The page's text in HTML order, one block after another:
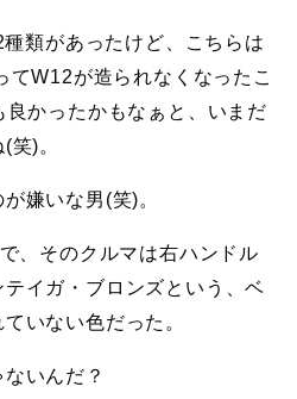
類があったけど、こちらは
てW12が造られなくなったこ
かったかもなぁと、いまだ
笑)。
嫌いな男(笑)。
、そのクルマは右ハンドル
イガ・ブロンズという、ベ
いない色だった。
いんだ？